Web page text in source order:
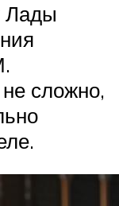
Лады
сложно,